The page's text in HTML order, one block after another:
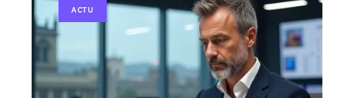
ACTU